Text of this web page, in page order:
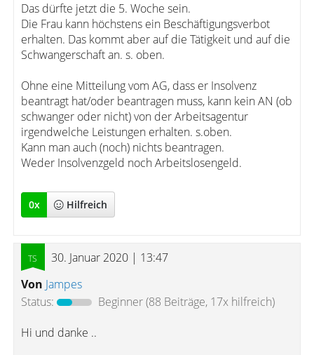
Das dürfte jetzt die 5. Woche sein.
Die Frau kann höchstens ein Beschäftigungsverbot
erhalten. Das kommt aber auf die Tätigkeit und auf die
Schwangerschaft an. s. oben.
Ohne eine Mitteilung vom AG, dass er Insolvenz
beantragt hat/oder beantragen muss, kann kein AN (ob
schwanger oder nicht) von der Arbeitsagentur
irgendwelche Leistungen erhalten. s.oben.
Kann man auch (noch) nichts beantragen.
Weder Insolvenzgeld noch Arbeitslosengeld.
0x Hilfreich
30. Januar 2020 | 13:47
Von Jampes
Status:
Beginner(88 Beiträge, 17x hilfreich)
Hi und danke ..